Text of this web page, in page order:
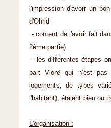
l'impression d'avoir un
d'Ohrid
- content de l'avoir fait
2ème partie)
- les différentes étapes
part Vlorë qui n'est pas
logements, de types
l'habitant), étaient bien ou
L'organisation :